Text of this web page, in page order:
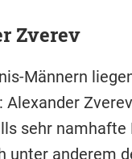
Zverev
Männern
Alexander
sehr
unter anderem